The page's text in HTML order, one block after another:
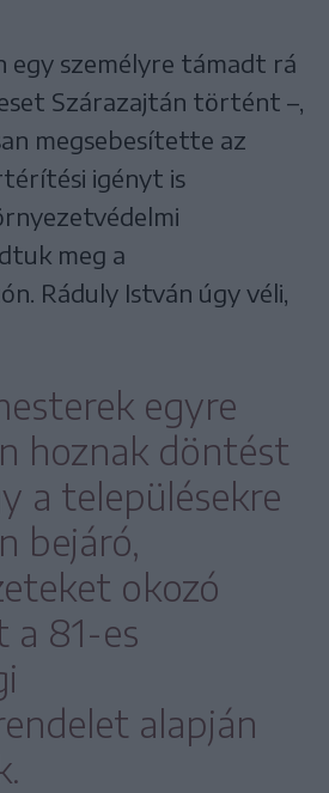
egy személyre támadt rá
Szárazajtán történt –,
megsebesítette az
igényt is
meg a
Ráduly István úgy véli,
egyre
hoznak döntést
a településekre
bejáró,
okozó
a 81-es
alapján